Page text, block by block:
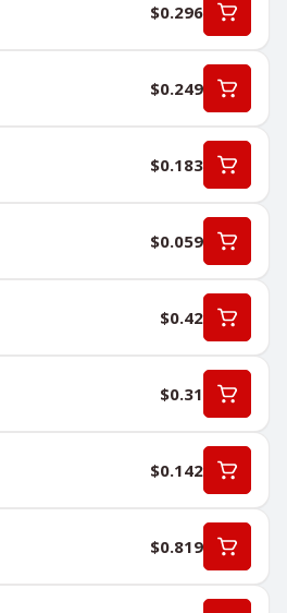
$0.296
$0.249
$0.183
$0.059
$0.42
$0.31
$0.142
$0.819